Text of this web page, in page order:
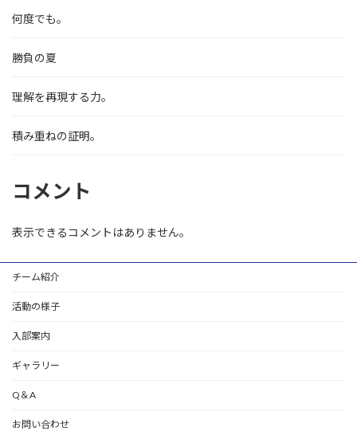
何度でも。
勝負の夏
理解を再現する力。
積み重ねの証明。
コメント
表示できるコメントはありません。
チーム紹介
活動の様子
入部案内
ギャラリー
Q＆A
お問い合わせ